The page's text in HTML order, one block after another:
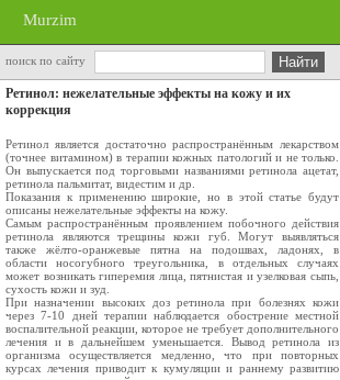
Murzim
поиск по сайту
Ретинол: нежелательные эффекты на кожу и их
коррекция
Ретинол является достаточно распространённым лекарством
(точнее витамином) в терапии кожных патологий и не только.
Он выпускается под торговыми названиями ретинола ацетат,
ретинола пальмитат, видестим и др.
Показания к применению широкие, но в этой статье будут
описаны нежелательные эффекты на кожу.
Самым распространённым проявлением побочного действия
ретинола являются трещины кожи губ. Могут выявляться
также жёлто-оранжевые пятна на подошвах, ладонях, в
области носогубного треугольника, в отдельных случаях
может возникать гиперемия лица, пятнистая и узелковая сыпь,
сухость кожи и зуд.
При назначении высоких доз ретинола при болезнях кожи
через 7-10 дней терапии наблюдается обострение местной
воспалительной реакции, которое не требует дополнительного
лечения и в дальнейшем уменьшается. Вывод ретинола из
организма осуществляется медленно, что при повторных
курсах лечения приводит к кумуляции и раннему развитию